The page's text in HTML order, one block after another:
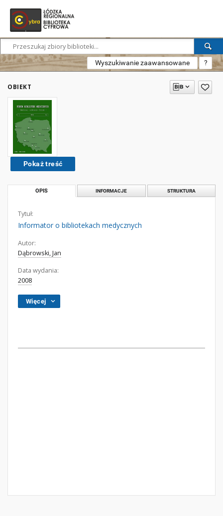
Wyszukiwanie zaawansowane ?
OBIEKT
Pokaż treść
OPIS INFORMACJE STRUKTURA
Tytuł:
Informator o bibliotekach medycznych
Autor:
Dąbrowski, Jan
Data wydania:
2008
Więcej